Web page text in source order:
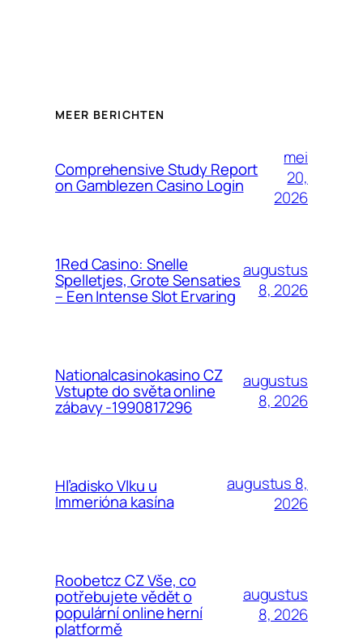
MEER BERICHTEN
Comprehensive Study Report
on Gamblezen Casino Login
mei
20,
2026
1Red Casino: Snelle
Spelletjes, Grote Sensaties
– Een Intense Slot Ervaring
augustus
8, 2026
Nationalcasinokasino CZ
Vstupte do světa online
zábavy -1990817296
augustus
8, 2026
Hľadisko Vlku u
Immerióna kasína
augustus 8,
2026
Roobetcz CZ Vše, co
potřebujete vědět o
populární online herní
platformě
augustus
8, 2026